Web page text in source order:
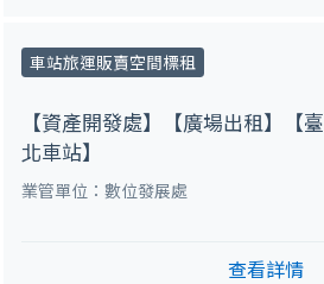
車站旅運販賣空間標租
【資產開發處】【廣場出租】【臺
北車站】
業管單位：數位發展處
查看詳情